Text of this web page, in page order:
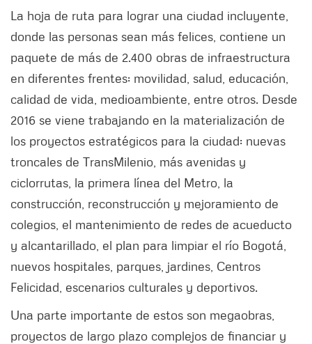
La hoja de ruta para lograr una ciudad incluyente,
donde las personas sean más felices, contiene un
paquete de más de 2.400 obras de infraestructura
en diferentes frentes: movilidad, salud, educación,
calidad de vida, medioambiente, entre otros. Desde
2016 se viene trabajando en la materialización de
los proyectos estratégicos para la ciudad: nuevas
troncales de TransMilenio, más avenidas y
ciclorrutas, la primera línea del Metro, la
construcción, reconstrucción y mejoramiento de
colegios, el mantenimiento de redes de acueducto
y alcantarillado, el plan para limpiar el río Bogotá,
nuevos hospitales, parques, jardines, Centros
Felicidad, escenarios culturales y deportivos.
Una parte importante de estos son megaobras,
proyectos de largo plazo complejos de financiar y